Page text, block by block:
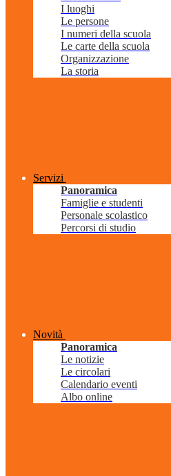
I luoghi
Le persone
I numeri della scuola
Le carte della scuola
Organizzazione
La storia
Servizi
Panoramica
Famiglie e studenti
Personale scolastico
Percorsi di studio
Novità
Panoramica
Le notizie
Le circolari
Calendario eventi
Albo online